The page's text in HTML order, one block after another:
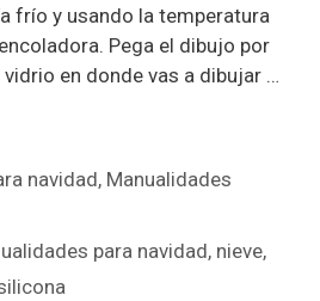
frío y usando la temperatura
Pega el dibujo por
en donde vas a dibujar …
navidad, Manualidades
para navidad, nieve,